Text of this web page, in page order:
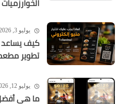
الخوارزميات
يوليو 3, 2026
كيف يساعد
تطوير مطعمك
يوليو 12, 2026
ما هي أفضل